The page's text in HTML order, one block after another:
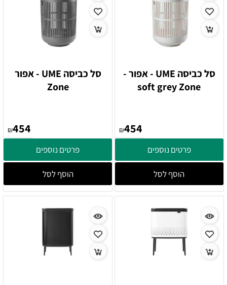
סל כביסה UME - אפור -
soft grey Zone
₪454
פרטים נוספים
הוסף לסל
סל כביסה UME - אפור
Zone
₪454
פרטים נוספים
הוסף לסל